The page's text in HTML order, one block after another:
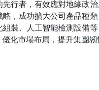
行者，有效應對地緣政
，成功擴大公司產品種
裝、人工智能檢測設備
化市場布局，提升集團韌